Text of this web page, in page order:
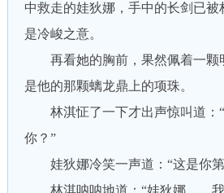
中救走的娃狄娜，手中的长剑已
是冷峻之意。
再看她的胸前，果然佩着一颗
是他的那颗螭龙鼎上的项珠。
林淇怔了一下才出声惊叫道：“
你？”
娃狄娜冷笑一声道：“这是你第
林淇呐呐地道：“娃狄娜……我